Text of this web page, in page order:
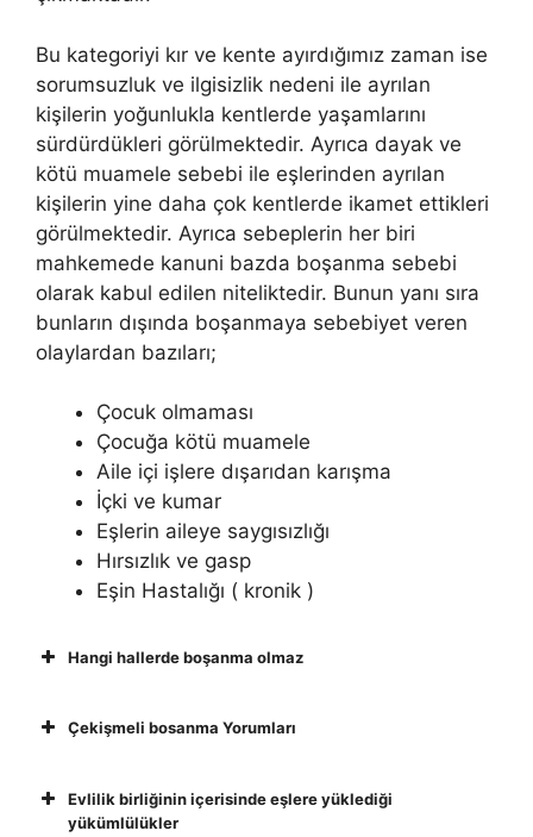
Bu kategoriyi kır ve kente ayırdığımız zaman ise
sorumsuzluk ve ilgisizlik nedeni ile ayrılan
kişilerin yoğunlukla kentlerde yaşamlarını
sürdürdükleri görülmektedir. Ayrıca dayak ve
kötü muamele sebebi ile eşlerinden ayrılan
kişilerin yine daha çok kentlerde ikamet ettikleri
görülmektedir. Ayrıca sebeplerin her biri
mahkemede kanuni bazda boşanma sebebi
olarak kabul edilen niteliktedir. Bunun yanı sıra
bunların dışında boşanmaya sebebiyet veren
olaylardan bazıları;
Çocuk olmaması
Çocuğa kötü muamele
Aile içi işlere dışarıdan karışma
İçki ve kumar
Eşlerin aileye saygısızlığı
Hırsızlık ve gasp
Eşin Hastalığı ( kronik )
Hangi hallerde boşanma olmaz
Çekişmeli bosanma Yorumları
Evlilik birliğinin içerisinde eşlere yüklediği
yükümlülükler